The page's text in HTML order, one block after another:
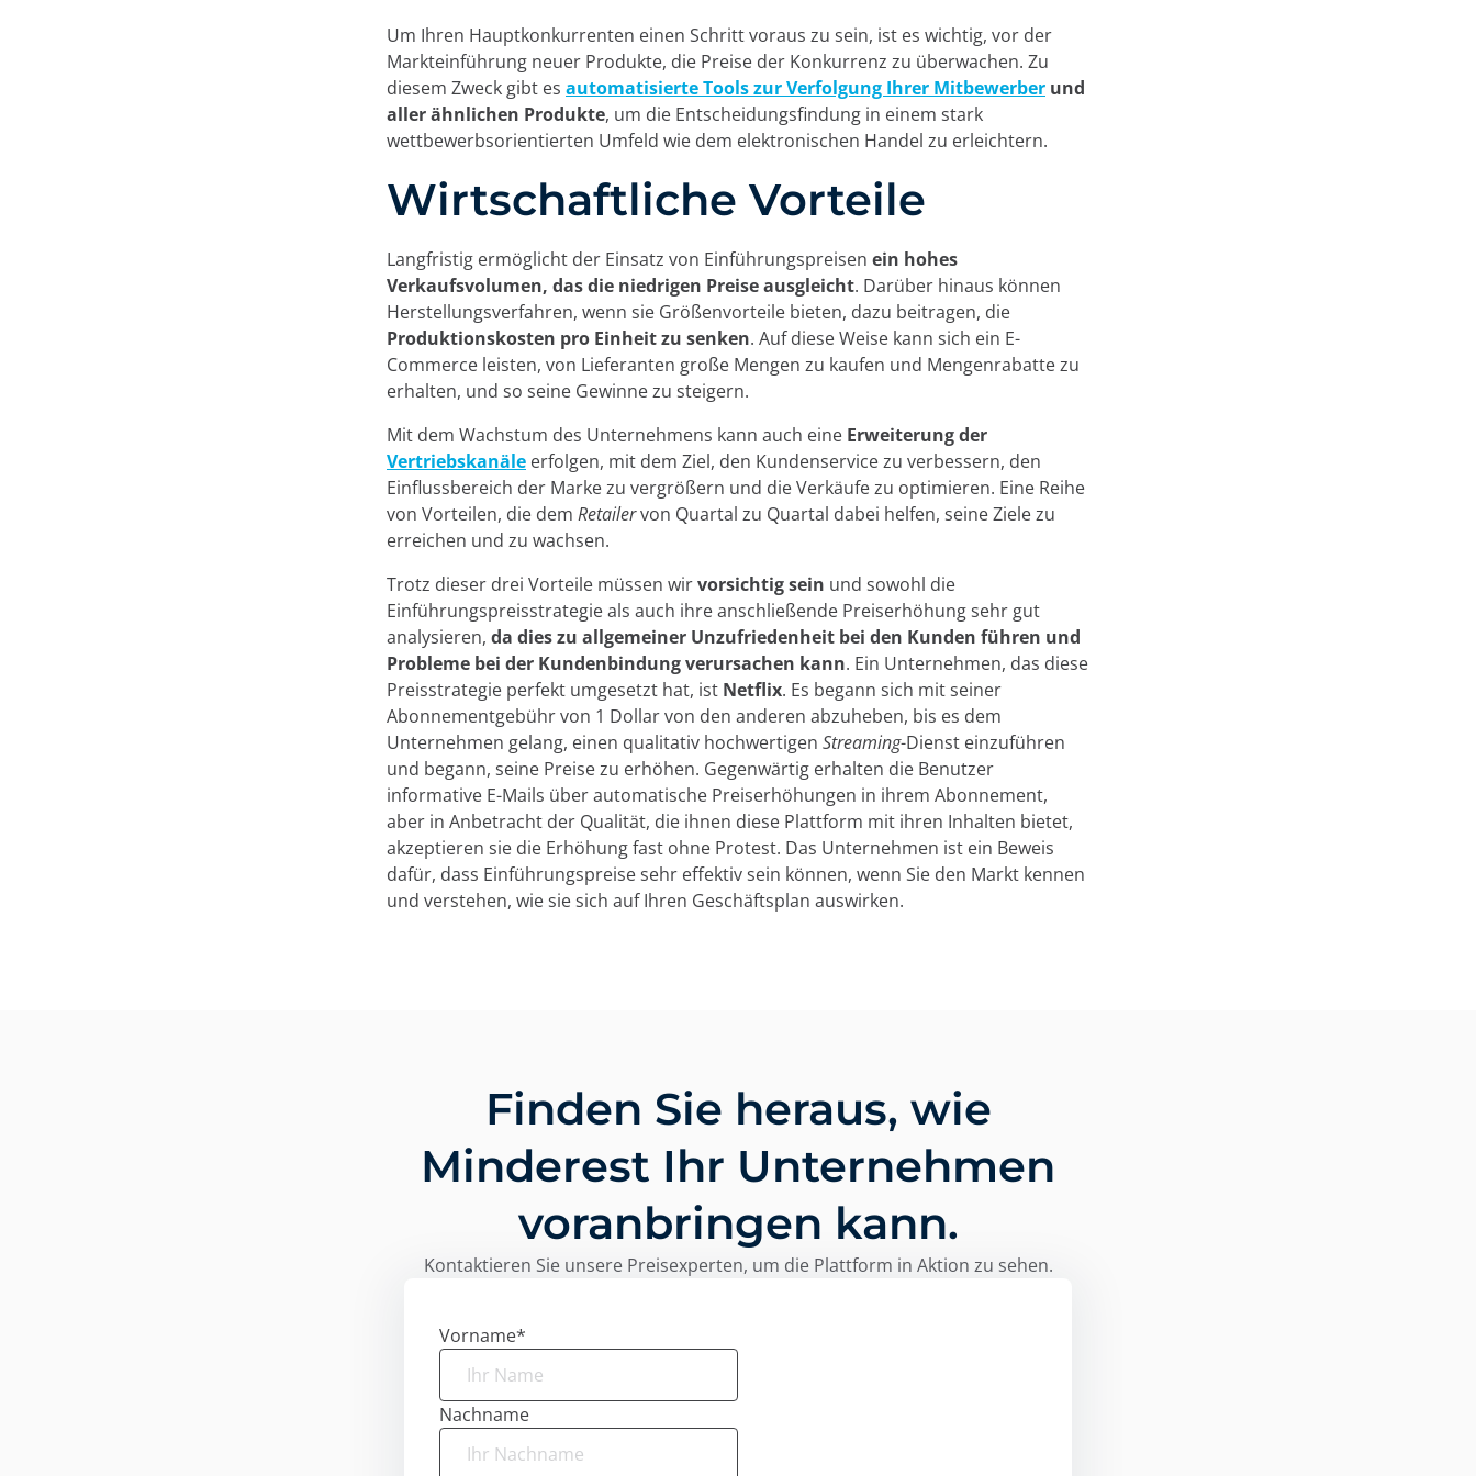
Um Ihren Hauptkonkurrenten einen Schritt voraus zu sein, ist es wichtig, vor der
Markteinführung neuer Produkte, die Preise der Konkurrenz zu überwachen. Zu
diesem Zweck gibt es automatisierte Tools zur Verfolgung Ihrer Mitbewerber und
aller ähnlichen Produkte, um die Entscheidungsfindung in einem stark
wettbewerbsorientierten Umfeld wie dem elektronischen Handel zu erleichtern.
Wirtschaftliche Vorteile
Langfristig ermöglicht der Einsatz von Einführungspreisen ein hohes
Verkaufsvolumen, das die niedrigen Preise ausgleicht. Darüber hinaus können
Herstellungsverfahren, wenn sie Größenvorteile bieten, dazu beitragen, die
Produktionskosten pro Einheit zu senken. Auf diese Weise kann sich ein E-
Commerce leisten, von Lieferanten große Mengen zu kaufen und Mengenrabatte zu
erhalten, und so seine Gewinne zu steigern.
Mit dem Wachstum des Unternehmens kann auch eine Erweiterung der
Vertriebskanäle erfolgen, mit dem Ziel, den Kundenservice zu verbessern, den
Einflussbereich der Marke zu vergrößern und die Verkäufe zu optimieren. Eine Reihe
von Vorteilen, die dem Retailervon Quartal zu Quartal dabei helfen, seine Ziele zu
erreichen und zu wachsen.
Trotz dieser drei Vorteile müssen wirvorsichtig sein und sowohl die
Einführungspreisstrategie als auch ihre anschließende Preiserhöhung sehr gut
analysieren, da dies zu allgemeiner Unzufriedenheit bei den Kunden führen und
Probleme bei der Kundenbindung verursachen kann. Ein Unternehmen, das diese
Preisstrategie perfekt umgesetzt hat, ist Netflix. Es begann sich mit seiner
Abonnementgebühr von 1 Dollar von den anderen abzuheben, bis es dem
Unternehmen gelang, einen qualitativ hochwertigen Streaming-Dienst einzuführen
und begann, seine Preise zu erhöhen. Gegenwärtig erhalten die Benutzer
informative E-Mails über automatische Preiserhöhungen in ihrem Abonnement,
aber in Anbetracht der Qualität, die ihnen diese Plattform mit ihren Inhalten bietet,
akzeptieren sie die Erhöhung fast ohne Protest. Das Unternehmen ist ein Beweis
dafür, dass Einführungspreise sehr effektiv sein können, wenn Sie den Markt kennen
und verstehen, wie sie sich auf Ihren Geschäftsplan auswirken.
Finden Sie heraus, wie
Minderest Ihr Unternehmen
voranbringen kann.
Kontaktieren Sie unsere Preisexperten, um die Plattform in Aktion zu sehen.
Vorname*
Nachname